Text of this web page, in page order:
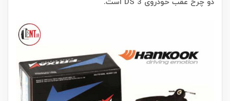
دو چرخ عقب خودروی DS 3 است.